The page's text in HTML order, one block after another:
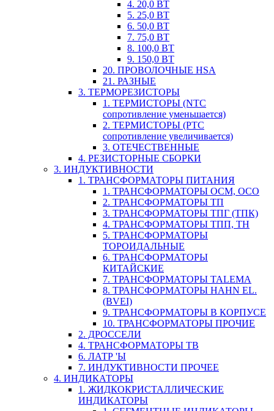
4. 20,0 ВТ
5. 25,0 ВТ
6. 50,0 ВТ
7. 75,0 ВТ
8. 100,0 ВТ
9. 150,0 ВТ
20. ПРОВОЛОЧНЫЕ HSA
21. РАЗНЫЕ
3. ТЕРМОРЕЗИСТОРЫ
1. ТЕРМИСТОРЫ (NTC
сопротивление уменьшается)
2. ТЕРМИСТОРЫ (PTC
сопротивление увеличивается)
3. ОТЕЧЕСТВЕННЫЕ
4. РЕЗИСТОРНЫЕ СБОРКИ
3. ИНДУКТИВНОСТИ
1. ТРАНСФОРМАТОРЫ ПИТАНИЯ
1. ТРАНСФОРМАТОРЫ ОСМ, ОСО
2. ТРАНСФОРМАТОРЫ ТП
3. ТРАНСФОРМАТОРЫ ТПГ (ТПК)
4. ТРАНСФОРМАТОРЫ ТПП, ТН
5. ТРАНСФОРМАТОРЫ
ТОРОИДАЛЬНЫЕ
6. ТРАНСФОРМАТОРЫ
КИТАЙСКИЕ
7. ТРАНСФОРМАТОРЫ TALEMA
8. ТРАНСФОРМАТОРЫ HAHN EL.
(BVEI)
9. ТРАНСФОРМАТОРЫ В КОРПУСЕ
10. ТРАНСФОРМАТОРЫ ПРОЧИЕ
2. ДРОССЕЛИ
4. ТРАНСФОРМАТОРЫ ТВ
6. ЛАТР 'Ы
7. ИНДУКТИВНОСТИ ПРОЧЕЕ
4. ИНДИКАТОРЫ
1. ЖИДКОКРИСТАЛЛИЧЕСКИЕ
ИНДИКАТОРЫ